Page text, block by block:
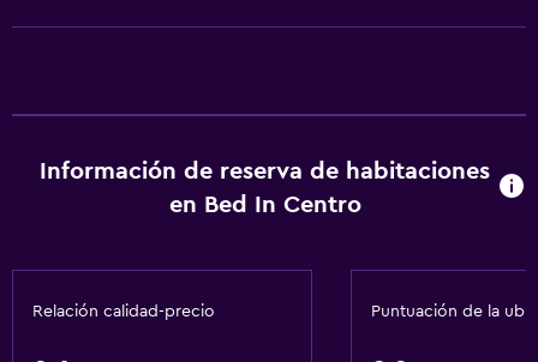
Inodoro con barras de apoyo
Plantas superiores accesibles por ascensor
Información de reserva de habitaciones
en Bed In Centro
Relación calidad-precio Puntuación de la